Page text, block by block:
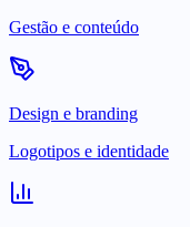
Gestão e conteúdo
Design e branding
Logotipos e identidade